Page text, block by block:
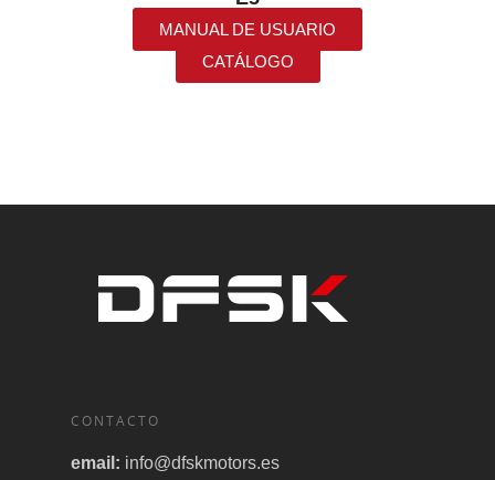
MANUAL DE USUARIO
CATÁLOGO
CONTACTO
email: info@dfskmotors.es